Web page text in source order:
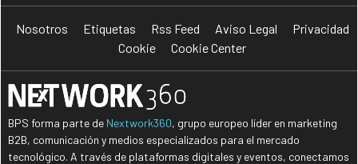
Nosotros Etiquetas Rss Feed Aviso Legal
Privacidad
Cookie
Cookie Center
BPS forma parte de Nextwork360, grupo europeo líder en marketing
B2B, comunicación y medios especializados para el mercado
tecnológico. A través de plataformas digitales y eventos, conectamos